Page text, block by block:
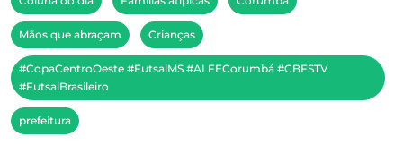
Mãos que abraçam Crianças
#CopaCentroOeste #FutsalMS #ALFECorumbá #CBFSTV
#FutsalBrasileiro
prefeitura